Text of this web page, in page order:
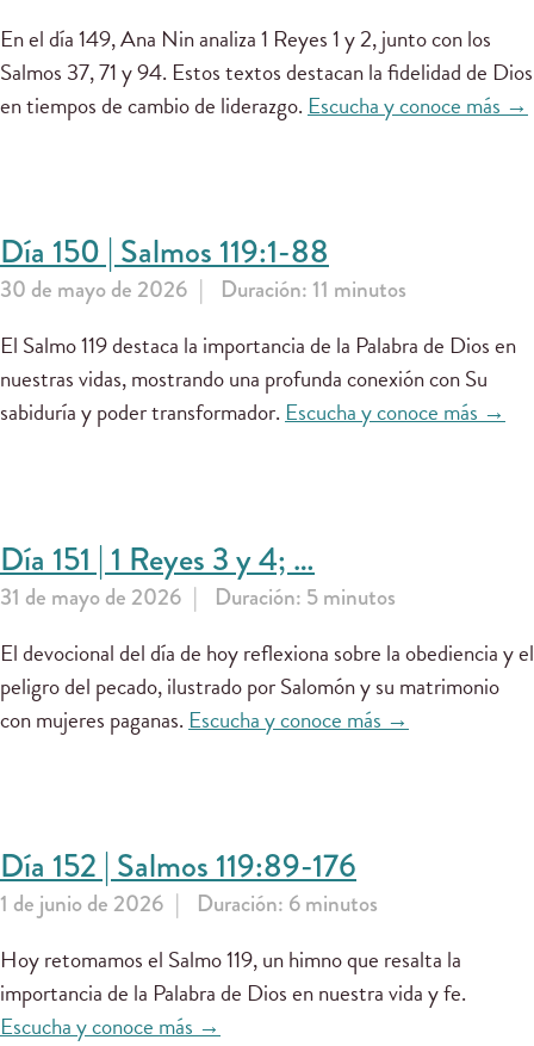
En el día 149, Ana Nin analiza 1 Reyes 1 y 2, junto con los
Salmos 37, 71 y 94. Estos textos destacan la fidelidad de Dios
en tiempos de cambio de liderazgo.Escucha y conoce más →
Día 150 | Salmos 119:1-88
30 de mayo de 2026 Duración: 11 minutos
El Salmo 119 destaca la importancia de la Palabra de Dios en
nuestras vidas, mostrando una profunda conexión con Su
sabiduría y poder transformador.Escucha y conoce más →
Día 151 | 1 Reyes 3 y 4; …
31 de mayo de 2026 Duración: 5 minutos
El devocional del día de hoy reflexiona sobre la obediencia y el
peligro del pecado, ilustrado por Salomón y su matrimonio
con mujeres paganas. Escucha y conoce más →
Día 152 | Salmos 119:89-176
1 de junio de 2026 Duración: 6 minutos
Hoy retomamos el Salmo 119, un himno que resalta la
importancia de la Palabra de Dios en nuestra vida y fe.
Escucha y conoce más →